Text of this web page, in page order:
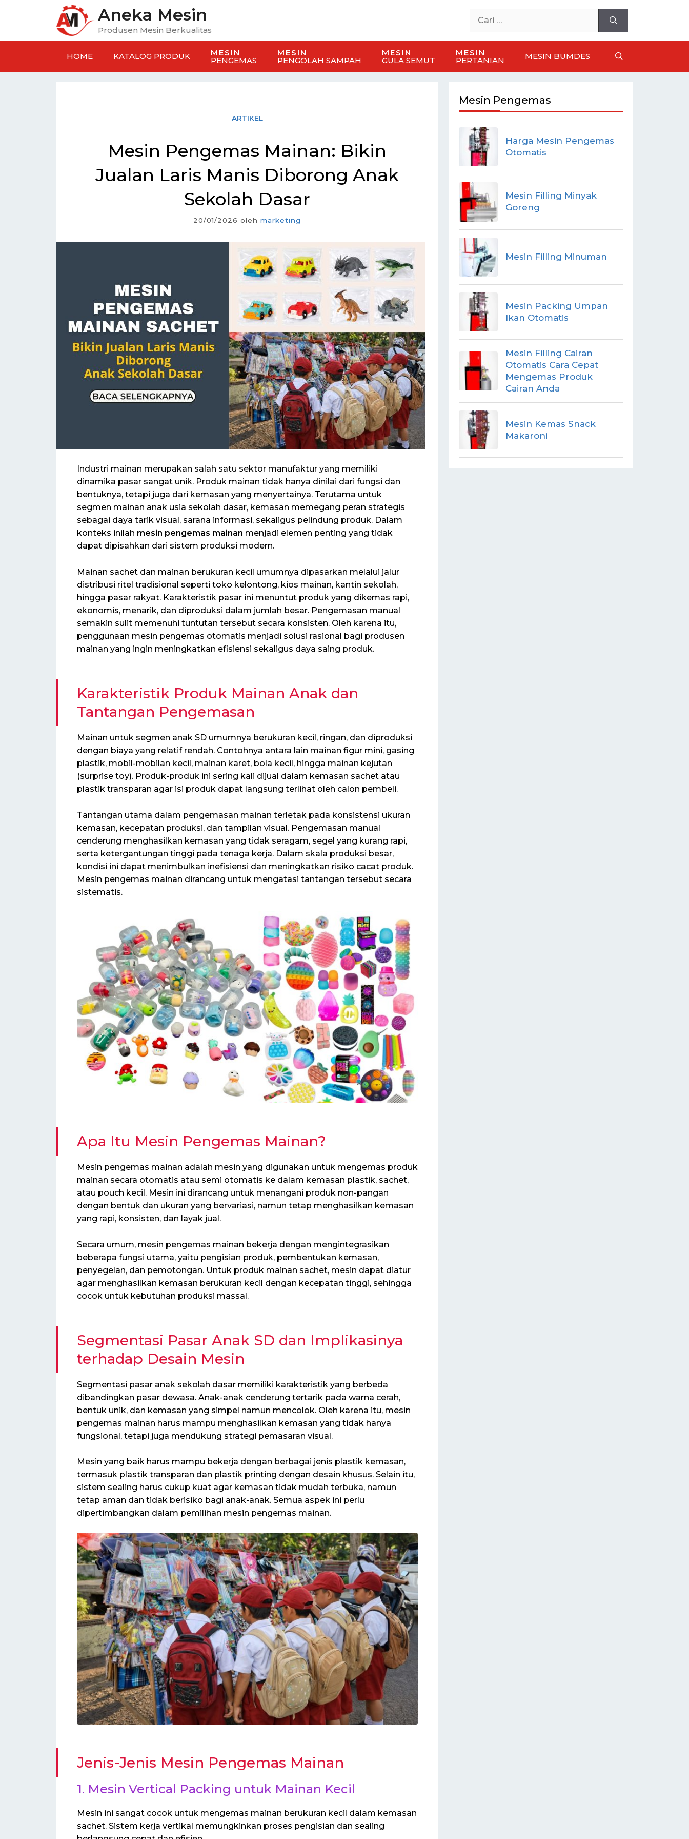
Aneka Mesin
Produsen Mesin Berkualitas
HOME KATALOG PRODUK MESIN
PENGEMAS
MESIN
PENGOLAH SAMPAH
MESIN
GULA SEMUT
MESIN
PERTANIAN MESIN BUMDES
ARTIKEL
Mesin Pengemas Mainan: Bikin
Jualan Laris Manis Diborong Anak
Sekolah Dasar
20/01/2026 oleh marketing
Industri mainan merupakan salah satu sektor manufaktur yang memiliki
dinamika pasar sangat unik. Produk mainan tidak hanya dinilai dari fungsi dan
bentuknya, tetapi juga dari kemasan yang menyertainya. Terutama untuk
segmen mainan anak usia sekolah dasar, kemasan memegang peran strategis
sebagai daya tarik visual, sarana informasi, sekaligus pelindung produk. Dalam
konteks inilah mesin pengemas mainan menjadi elemen penting yang tidak
dapat dipisahkan dari sistem produksi modern.
Mainan sachet dan mainan berukuran kecil umumnya dipasarkan melalui jalur
distribusi ritel tradisional seperti toko kelontong, kios mainan, kantin sekolah,
hingga pasar rakyat. Karakteristik pasar ini menuntut produk yang dikemas rapi,
ekonomis, menarik, dan diproduksi dalam jumlah besar. Pengemasan manual
semakin sulit memenuhi tuntutan tersebut secara konsisten. Oleh karena itu,
penggunaan mesin pengemas otomatis menjadi solusi rasional bagi produsen
mainan yang ingin meningkatkan efisiensi sekaligus daya saing produk.
Karakteristik Produk Mainan Anak dan
Tantangan Pengemasan
Mainan untuk segmen anak SD umumnya berukuran kecil, ringan, dan diproduksi
dengan biaya yang relatif rendah. Contohnya antara lain mainan figur mini, gasing
plastik, mobil-mobilan kecil, mainan karet, bola kecil, hingga mainan kejutan
(surprise toy). Produk-produk ini sering kali dijual dalam kemasan sachet atau
plastik transparan agar isi produk dapat langsung terlihat oleh calon pembeli.
Tantangan utama dalam pengemasan mainan terletak pada konsistensi ukuran
kemasan, kecepatan produksi, dan tampilan visual. Pengemasan manual
cenderung menghasilkan kemasan yang tidak seragam, segel yang kurang rapi,
serta ketergantungan tinggi pada tenaga kerja. Dalam skala produksi besar,
kondisi ini dapat menimbulkan inefisiensi dan meningkatkan risiko cacat produk.
Mesin pengemas mainan dirancang untuk mengatasi tantangan tersebut secara
sistematis.
Apa Itu Mesin Pengemas Mainan?
Mesin pengemas mainan adalah mesin yang digunakan untuk mengemas produk
mainan secara otomatis atau semi otomatis ke dalam kemasan plastik, sachet,
atau pouch kecil. Mesin ini dirancang untuk menangani produk non-pangan
dengan bentuk dan ukuran yang bervariasi, namun tetap menghasilkan kemasan
yang rapi, konsisten, dan layak jual.
Secara umum, mesin pengemas mainan bekerja dengan mengintegrasikan
beberapa fungsi utama, yaitu pengisian produk, pembentukan kemasan,
penyegelan, dan pemotongan. Untuk produk mainan sachet, mesin dapat diatur
agar menghasilkan kemasan berukuran kecil dengan kecepatan tinggi, sehingga
cocok untuk kebutuhan produksi massal.
Segmentasi Pasar Anak SD dan Implikasinya
terhadap Desain Mesin
Segmentasi pasar anak sekolah dasar memiliki karakteristik yang berbeda
dibandingkan pasar dewasa. Anak-anak cenderung tertarik pada warna cerah,
bentuk unik, dan kemasan yang simpel namun mencolok. Oleh karena itu, mesin
pengemas mainan harus mampu menghasilkan kemasan yang tidak hanya
fungsional, tetapi juga mendukung strategi pemasaran visual.
Mesin yang baik harus mampu bekerja dengan berbagai jenis plastik kemasan,
termasuk plastik transparan dan plastik printing dengan desain khusus. Selain itu,
sistem sealing harus cukup kuat agar kemasan tidak mudah terbuka, namun
tetap aman dan tidak berisiko bagi anak-anak. Semua aspek ini perlu
dipertimbangkan dalam pemilihan mesin pengemas mainan.
Jenis-Jenis Mesin Pengemas Mainan
1. Mesin Vertical Packing untuk Mainan Kecil
Mesin ini sangat cocok untuk mengemas mainan berukuran kecil dalam kemasan
sachet. Sistem kerja vertikal memungkinkan proses pengisian dan sealing
Mesin Pengemas
Harga Mesin Pengemas
Otomatis
Mesin Filling Minyak
Goreng
Mesin Filling Minuman
Mesin Packing Umpan
Ikan Otomatis
Mesin Filling Cairan
Otomatis Cara Cepat
Mengemas Produk
Cairan Anda
Mesin Kemas Snack
Makaroni